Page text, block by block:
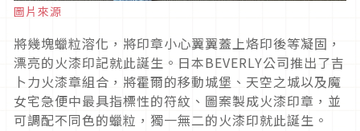
圖片來源
將幾塊蠟粒溶化，將印章小心翼翼蓋上烙印後等凝固，
漂亮的火漆印記就此誕生。日本BEVERLY公司推出了吉
卜力火漆章組合，將霍爾的移動城堡、天空之城以及魔
女宅急便中最具指標性的符紋、圖案製成火漆印章，並
可調配不同色的蠟粒，獨一無二的火漆印就此誕生。